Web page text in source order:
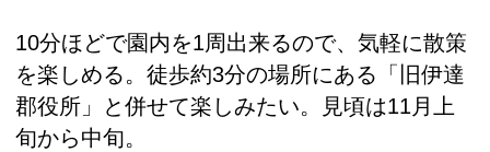
10分ほどで園内を1周出来るので、気軽に散策
を楽しめる。徒歩約3分の場所にある「旧伊達
郡役所」と併せて楽しみたい。見頃は11月上
旬から中旬。